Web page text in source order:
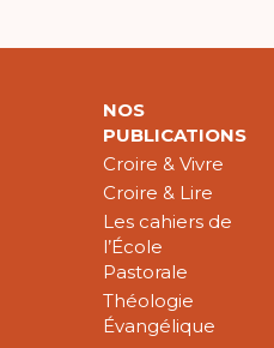
NOS
PUBLICATIONS
Croire & Vivre
Croire & Lire
Les cahiers de
l’École
Pastorale
Théologie
Évangélique